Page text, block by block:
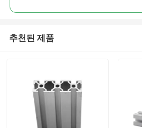
추천된 제품